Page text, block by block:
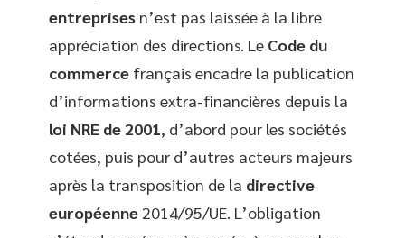
entreprises n’est pas laissée à la libre
appréciation des directions. Le Code du
commerce français encadre la publication
d’informations extra-financières depuis la
loi NRE de 2001, d’abord pour les sociétés
cotées, puis pour d’autres acteurs majeurs
après la transposition de la directive
européenne 2014/95/UE. L’obligation